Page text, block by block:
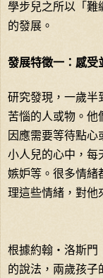
學步兒之所以「難
的發展。
發展特徵一：感受
研究發現，一歲半
苦惱的人或物。他
因應需要等待點心
小人兒的心中，每
嫉妒等。很多情緒
理這些情緒，對他
根據約翰‧洛斯門
的說法，兩歲孩